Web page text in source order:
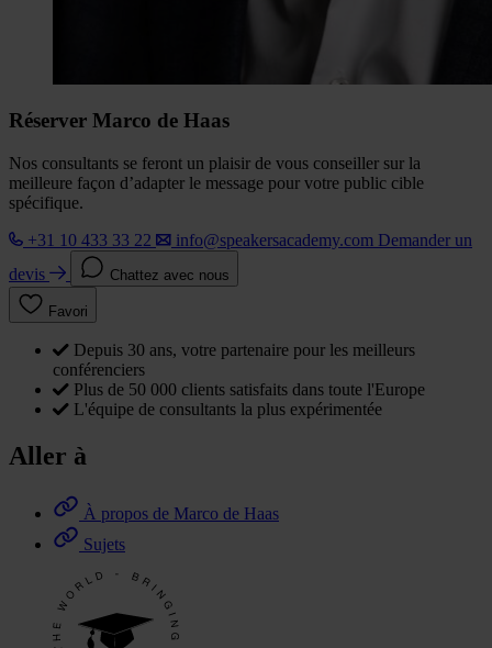
Réserver Marco de Haas
Nos consultants se feront un plaisir de vous conseiller sur la
meilleure façon d’adapter le message pour votre public cible
spécifique.
+31 10 433 33 22
info@speakersacademy.com Demander un
devis
Chattez avec nous
Favori
Depuis 30 ans, votre partenaire pour les meilleurs
conférenciers
Plus de 50 000 clients satisfaits dans toute l'Europe
L'équipe de consultants la plus expérimentée
Aller à
À propos de Marco de Haas
Sujets